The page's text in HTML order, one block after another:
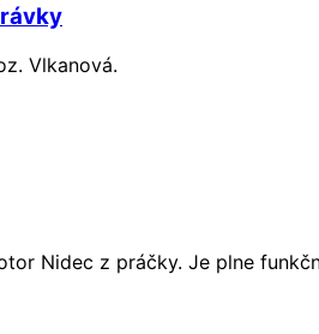
Vlkanová.
Nidec z práčky. Je plne